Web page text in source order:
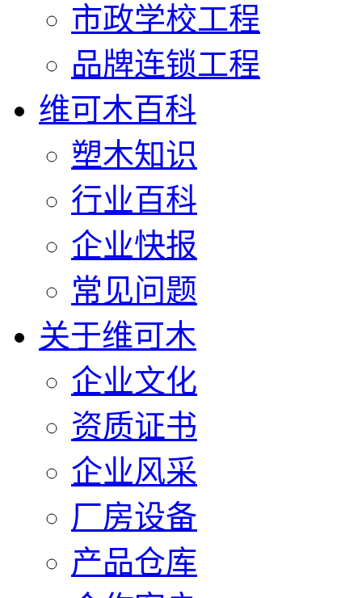
市政学校工程
品牌连锁工程
维可木百科
塑木知识
行业百科
企业快报
常见问题
关于维可木
企业文化
资质证书
企业风采
厂房设备
产品仓库